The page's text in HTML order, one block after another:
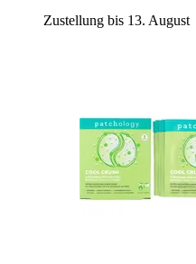
Zustellung bis 13. August